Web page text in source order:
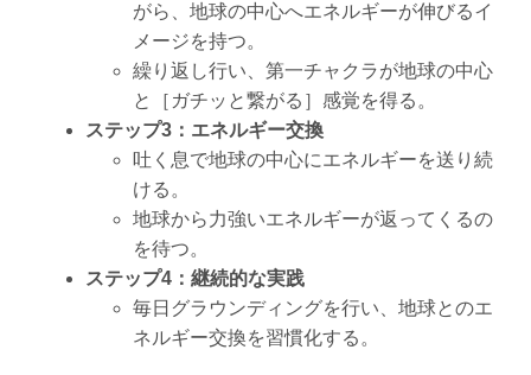
がら、地球の中心へエネルギーが伸びるイ
メージを持つ。
繰り返し行い、第一チャクラが地球の中心
と［ガチッと繋がる］感覚を得る。
ステップ3：エネルギー交換
吐く息で地球の中心にエネルギーを送り続
ける。
地球から力強いエネルギーが返ってくるの
を待つ。
ステップ4：継続的な実践
毎日グラウンディングを行い、地球とのエ
ネルギー交換を習慣化する。